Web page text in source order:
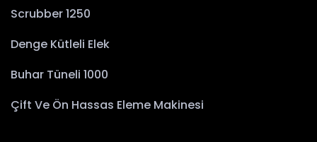
Scrubber 1250
Denge Kütleli Elek
Buhar Tüneli 1000
Çift Ve Ön Hassas Eleme Makinesi